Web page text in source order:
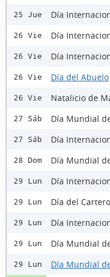
25 Jue Día
26 Vie Día
26 Vie Día
26 Vie Día del Abuelo
26 Vie Natalicio de
27 Sáb Día Mundial
27 Sáb Día
28 Dom Día Mundial
29 Lun Día
29 Lun Día del Cartero
29 Lun Día
29 Lun Día Mundial
29 Lun Día Mundial